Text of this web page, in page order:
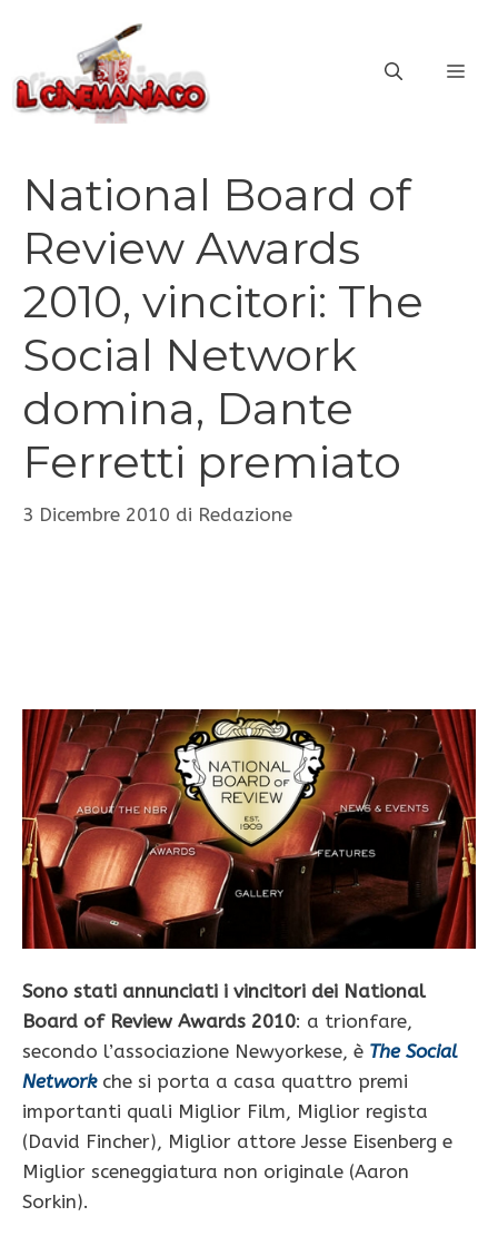
contenuto
National Board of
Review Awards
2010, vincitori: The
Social Network
domina, Dante
Ferretti premiato
3 Dicembre 2010 di Redazione
Sono stati annunciati i vincitori dei National
Board of Review Awards 2010: a trionfare,
secondo l’associazione Newyorkese, è The Social
Networkche si porta a casa quattro premi
importanti quali Miglior Film, Miglior regista
(David Fincher), Miglior attore Jesse Eisenberg e
Miglior sceneggiatura non originale (Aaron
Sorkin).